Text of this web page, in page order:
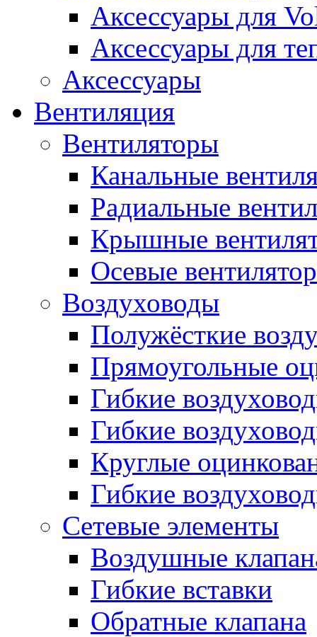
Аксессуары для
Аксессуары для
Аксессуары
Вентиляция
Вентиляторы
Канальные
Радиальные
Крышные
Осевые
Воздуховоды
Полужёсткие
Прямоугольные
Гибкие
Гибкие
Круглые
Гибкие
Сетевые элементы
Воздушные
Гибкие вставки
Обратные клапана